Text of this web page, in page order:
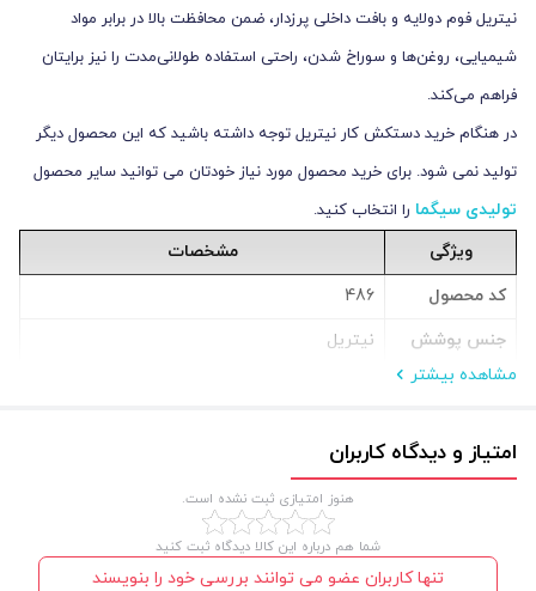
نیتریل فوم دولایه و بافت داخلی پرزدار، ضمن محافظت بالا در برابر مواد
شیمیایی، روغن‌ها و سوراخ شدن، راحتی استفاده طولانی‌مدت را نیز برایتان
فراهم می‌کند.
در هنگام خرید دستکش کار نیتریل توجه داشته باشید که این محصول دیگر
تولید نمی شود. برای خرید محصول مورد نیاز خودتان می توانید سایر محصول
تولیدی سیگما را انتخاب کنید.
ویژگی
مشخصات
کد محصول
486
جنس پوشش
نیتریل
بافت دستکش
دستکش
لایه
وزن (گرم)
90
متر)
26
مشاهده بیشتر
امتیاز و دیدگاه کاربران
هنوز امتیازی ثبت نشده است.
شما هم درباره این کالا دیدگاه ثبت کنید
تنها کاربران عضو می توانند بررسی خود را بنویسند